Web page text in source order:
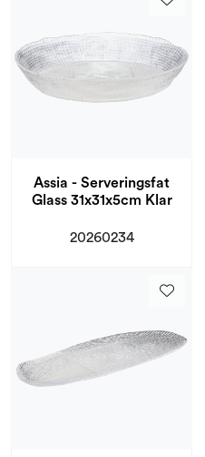
Assia - Serveringsfat
Glass 31x31x5cm Klar
20260234